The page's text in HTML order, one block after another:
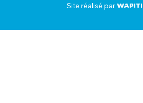
Site réalisé par